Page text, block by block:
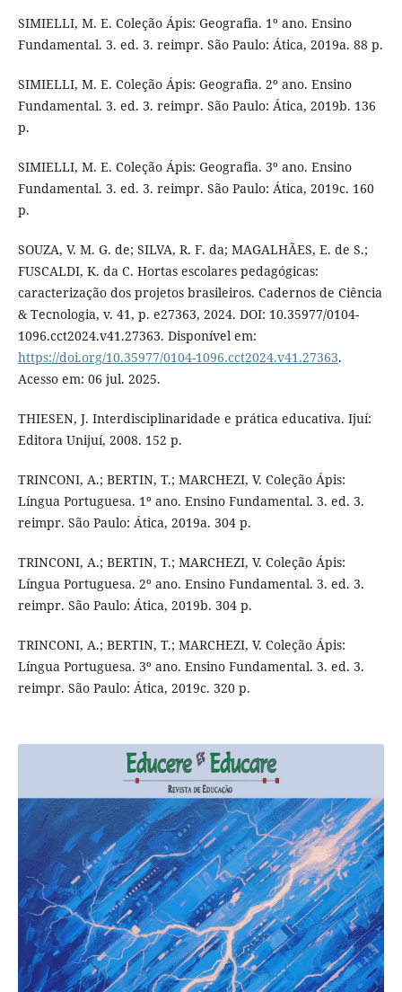
SIMIELLI, M. E. Coleção Ápis: Geografia. 1º ano. Ensino
Fundamental. 3. ed. 3. reimpr. São Paulo: Ática, 2019a. 88 p.
SIMIELLI, M. E. Coleção Ápis: Geografia. 2º ano. Ensino
Fundamental. 3. ed. 3. reimpr. São Paulo: Ática, 2019b. 136
p.
SIMIELLI, M. E. Coleção Ápis: Geografia. 3º ano. Ensino
Fundamental. 3. ed. 3. reimpr. São Paulo: Ática, 2019c. 160
p.
SOUZA, V. M. G. de; SILVA, R. F. da; MAGALHÃES, E. de S.;
FUSCALDI, K. da C. Hortas escolares pedagógicas:
caracterização dos projetos brasileiros. Cadernos de Ciência
& Tecnologia, v. 41, p. e27363, 2024. DOI: 10.35977/0104-
1096.cct2024.v41.27363. Disponível em:
https://doi.org/10.35977/0104-1096.cct2024.v41.27363.
Acesso em: 06 jul. 2025.
THIESEN, J. Interdisciplinaridade e prática educativa. Ijuí:
Editora Unijuí, 2008. 152 p.
TRINCONI, A.; BERTIN, T.; MARCHEZI, V. Coleção Ápis:
Língua Portuguesa. 1º ano. Ensino Fundamental. 3. ed. 3.
reimpr. São Paulo: Ática, 2019a. 304 p.
TRINCONI, A.; BERTIN, T.; MARCHEZI, V. Coleção Ápis:
Língua Portuguesa. 2º ano. Ensino Fundamental. 3. ed. 3.
reimpr. São Paulo: Ática, 2019b. 304 p.
TRINCONI, A.; BERTIN, T.; MARCHEZI, V. Coleção Ápis:
Língua Portuguesa. 3º ano. Ensino Fundamental. 3. ed. 3.
reimpr. São Paulo: Ática, 2019c. 320 p.